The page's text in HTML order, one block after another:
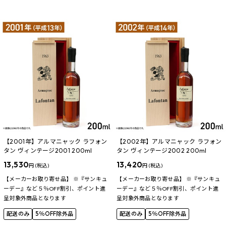
【2001年】アルマニャック ラフォン
タン ヴィンテージ2001 200ml
13,530円 (税込)
【メーカーお取り寄せ品】 ※『サンキュ
ーデー』など５％OFF割引、ポイント進
呈対象外商品となります
配送のみ 5％OFF除外品
【2002年】アルマニャック ラフォン
タン ヴィンテージ2002 200ml
13,420円 (税込)
【メーカーお取り寄せ品】 ※『サンキュ
ーデー』など５％OFF割引、ポイント進
呈対象外商品となります
配送のみ 5％OFF除外品